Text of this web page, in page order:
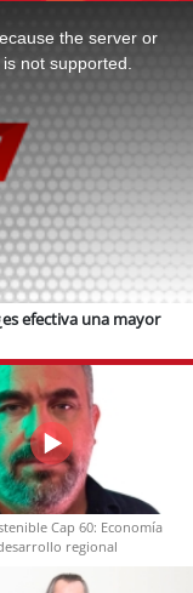
the server or
not supported.
efectiva una mayor
Cap 60: Economía
regional